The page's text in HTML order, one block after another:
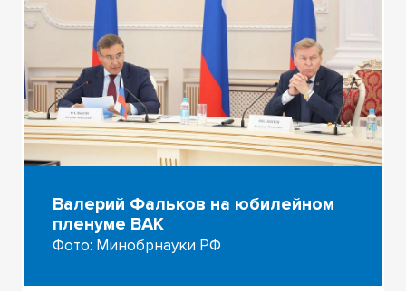
Валерий Фальков на юбилейном
пленуме ВАК
Фото: Минобрнауки РФ